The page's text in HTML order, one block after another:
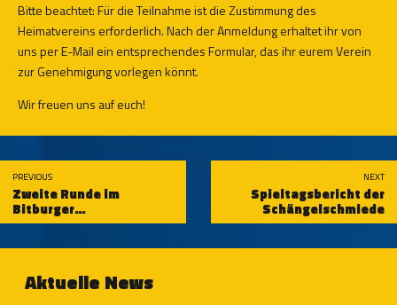
Bitte beachtet: Für die Teilnahme ist die Zustimmung des
Heimatvereins erforderlich. Nach der Anmeldung erhaltet ihr von
uns per E-Mail ein entsprechendes Formular, das ihr eurem Verein
zur Genehmigung vorlegen könnt.
Wir freuen uns auf euch!
PREVIOUS
Zweite Runde im
Bitburger
Rheinlandpokal
NEXT
Spieltagsbericht der
Schängelschmiede
Aktuelle News